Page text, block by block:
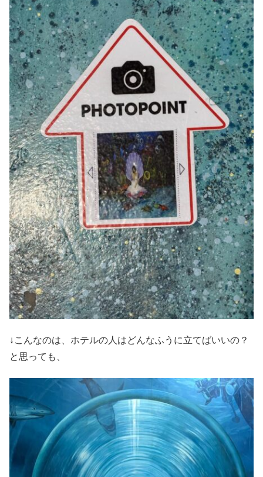
↓こんなのは、ホテルの人はどんなふうに立てばいいの？
と思っても、